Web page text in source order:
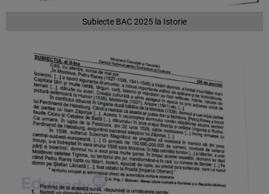
Subiecte BAC 2025 la Istorie